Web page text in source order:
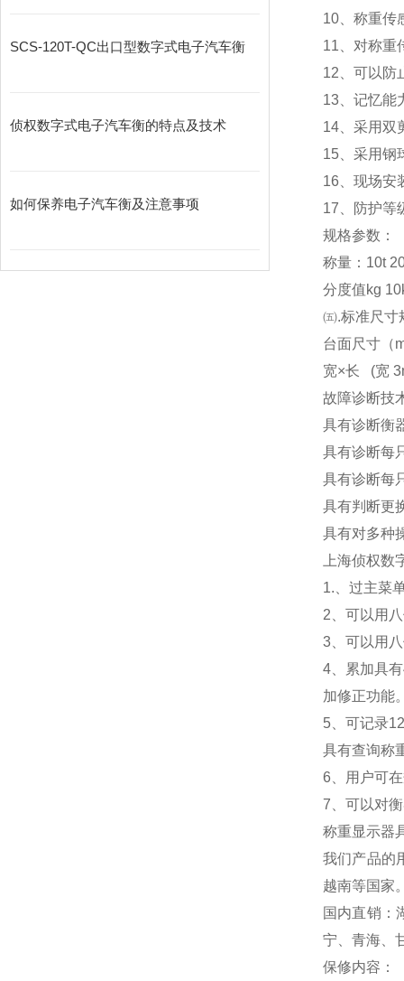
SCS-120T-QC出口型数字式电子汽车衡
侦权数字式电子汽车衡的特点及技术
如何保养电子汽车衡及注意事项
10 、称重
11 、对称
12 、可以
13 、记忆
14 、采用
15 、采用
16 、现场
17 、防护
规格参数：
称量：10t
分度值kg
㈤.标准尺寸
台面尺寸（
宽×长 (宽
故障诊断技
具有诊断衡
具有诊断每
具有诊断每
具有判断更
具有对多种
上海侦权
1. 、过主菜
2 、可以用
3 、可以用
4 、累加具
加修正功能
5 、可记录
具有查询称
6 、用户可
7 、可以对
称重显示器
我们产品的
越南等国家
国内直销：
宁、青海、
保修内容：